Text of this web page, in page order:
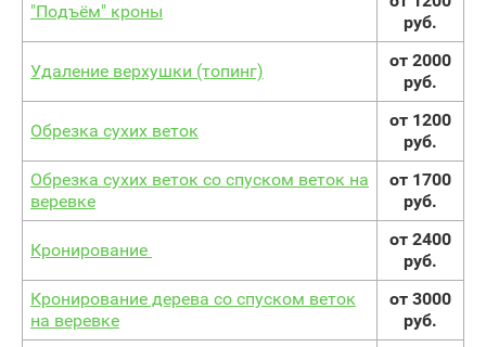
"Подъём" кроны
руб.
Удаление верхушки (топинг)
от 2000
руб.
Обрезка сухих веток
от 1200
руб.
Обрезка сухих веток со спуском веток на
веревке
от 1700
руб.
Кронирование
от 2400
руб.
Кронирование дерева со спуском веток
на веревке
от 3000
руб.